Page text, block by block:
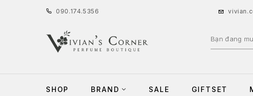
090 .174.5356
SHOP BRAND SALE GIFTSET